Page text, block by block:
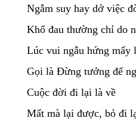
Ngẫm suy hay dở việc
Khổ đau thường chỉ do
Lúc vui ngẫu hứng mấy
Gọi là Đừng tưởng để
Cuộc đời đi lại là về
Mất mà lại được, bỏ đi